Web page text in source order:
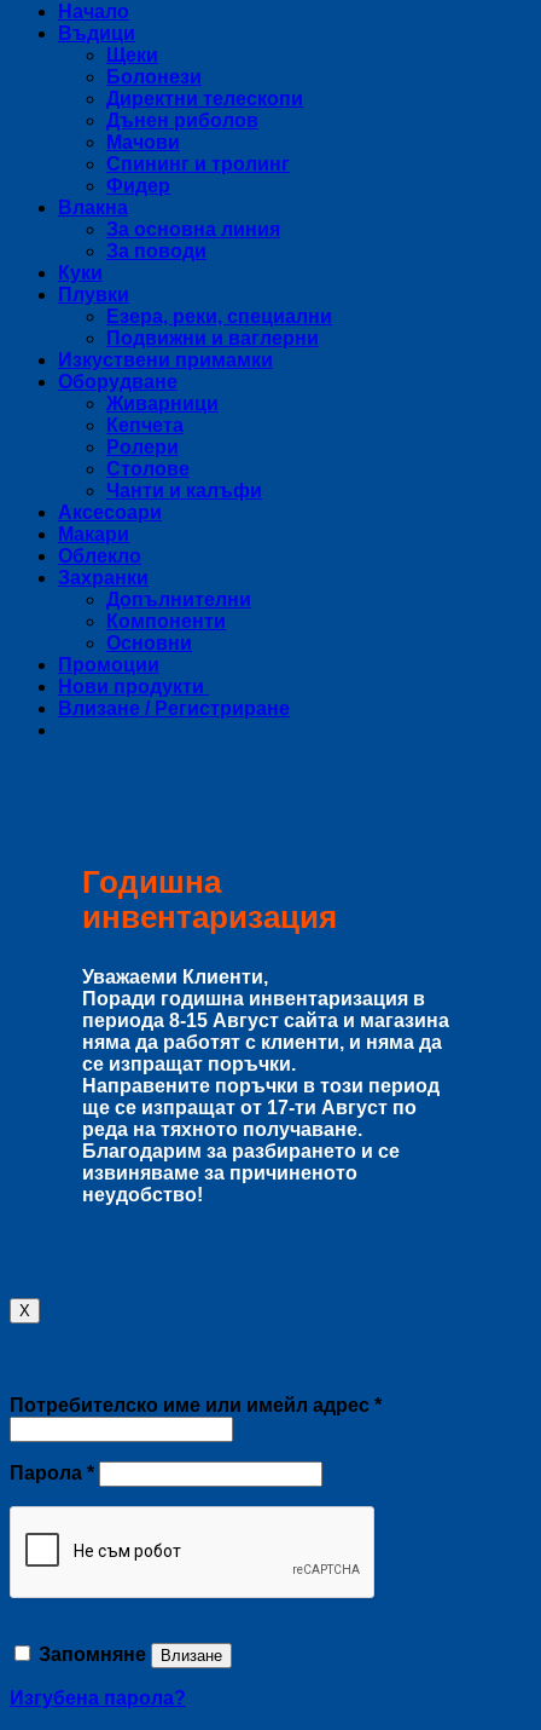
Начало
Въдици
Щеки
Болонези
Директни телескопи
Дънен риболов
Мачови
Спининг и тролинг
Фидер
Влакна
За основна линия
За поводи
Куки
Плувки
Езера, реки, специални
Подвижни и ваглерни
Изкуствени примамки
Оборудване
Живарници
Кепчета
Ролери
Столове
Чанти и калъфи
Аксесоари
Макари
Облекло
Захранки
Допълнителни
Компоненти
Основни
Промоции
Нови продукти
Влизане / Регистриране
Годишна
инвентаризация
Уважаеми Клиенти,
Поради годишна инвентаризация в
периода 8-15 Август сайта и магазина
няма да работят с клиенти, и няма да
се изпращат поръчки.
Направените поръчки в този период
ще се изпращат от 17-ти Август по
реда на тяхното получаване.
Благодарим за разбирането и се
извиняваме за причиненото
неудобство!
X
Потребителско име или имейл адрес *Задължително
Парола *Задължително
Запомняне Влизане
Изгубена парола?